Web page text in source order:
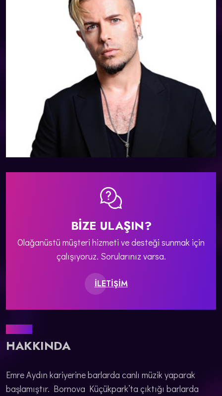
BIZE ULAŞIN?
Olağanüstü müşteri hizmeti ve desteği sunmak için
çalışıyoruz. Sorularınız varsa.
ILETIŞIM
HAKKINDA
Emre Aydın kariyerine barlarda canlı müzik yaparak
başlamıştır. Bornova Küçükpark’ta çıktığı barlarda